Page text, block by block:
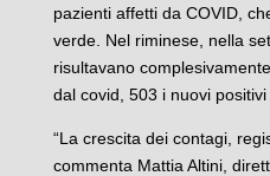
pazienti affetti da COVID,
verde. Nel riminese, nella
risultavano
dal covid, 503 i nuovi
“La crescita dei contagi,
commenta Mattia Altini,